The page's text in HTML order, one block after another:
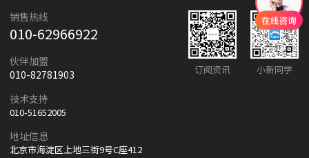
销售热线
010-62966922
伙伴加盟
010-82781903
技术支持
010-51652005
地址信息
北京市海淀区上地三街9号C座412
订阅资讯 小新同学